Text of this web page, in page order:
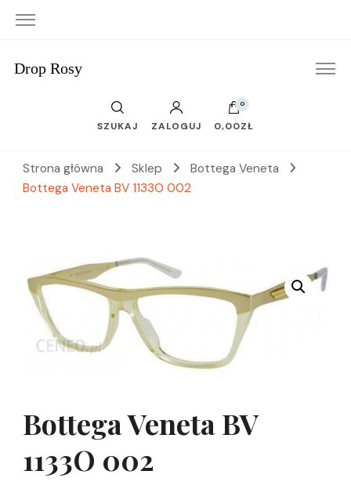
Drop Rosy
SZUKAJ ZALOGUJ
0
0,00ZŁ
Strona główna Sklep
Bottega Veneta
Bottega Veneta BV 1133O 002
Bottega Veneta BV
1133O 002